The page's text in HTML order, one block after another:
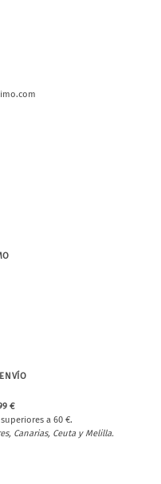
€
a 60 €.
Canarias, Ceuta y Melilla.